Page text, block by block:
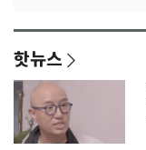
핫뉴스